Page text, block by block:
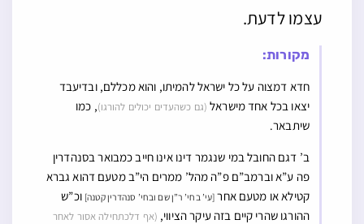
עצמו לדעת.
מקורות:
חדא דמצוה על כל ישראל להמיתו, והוא מכללם, ובדיעבד
יצאו בכל אחד מישראל (גם כשהעדים יכולים להורגו), כמו
שיתבאר.
ב’ דגם החובל במי שנגמר דינו אינו חייב כמבואר בסנהדרין
פה ע”א וברמב”ם פ”ה מהל’ ממרים הי”ב מטעם דהוא גברא
קטילא או מטעם אחר [עי’ בחי’ ר”ן שם ובחי’ סנהדרין קטנה] וכ”ש
ההורגו שהרי קיים בזה עיקר הציווי, (אף דלכתחילה אסור לאחר